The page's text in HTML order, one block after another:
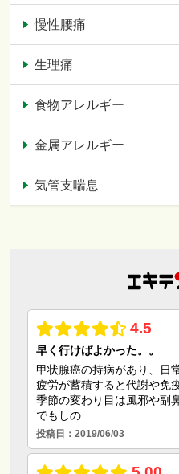
慢性腰痛
生理痛
食物アレルギー
金属アレルギー
気管支喘息